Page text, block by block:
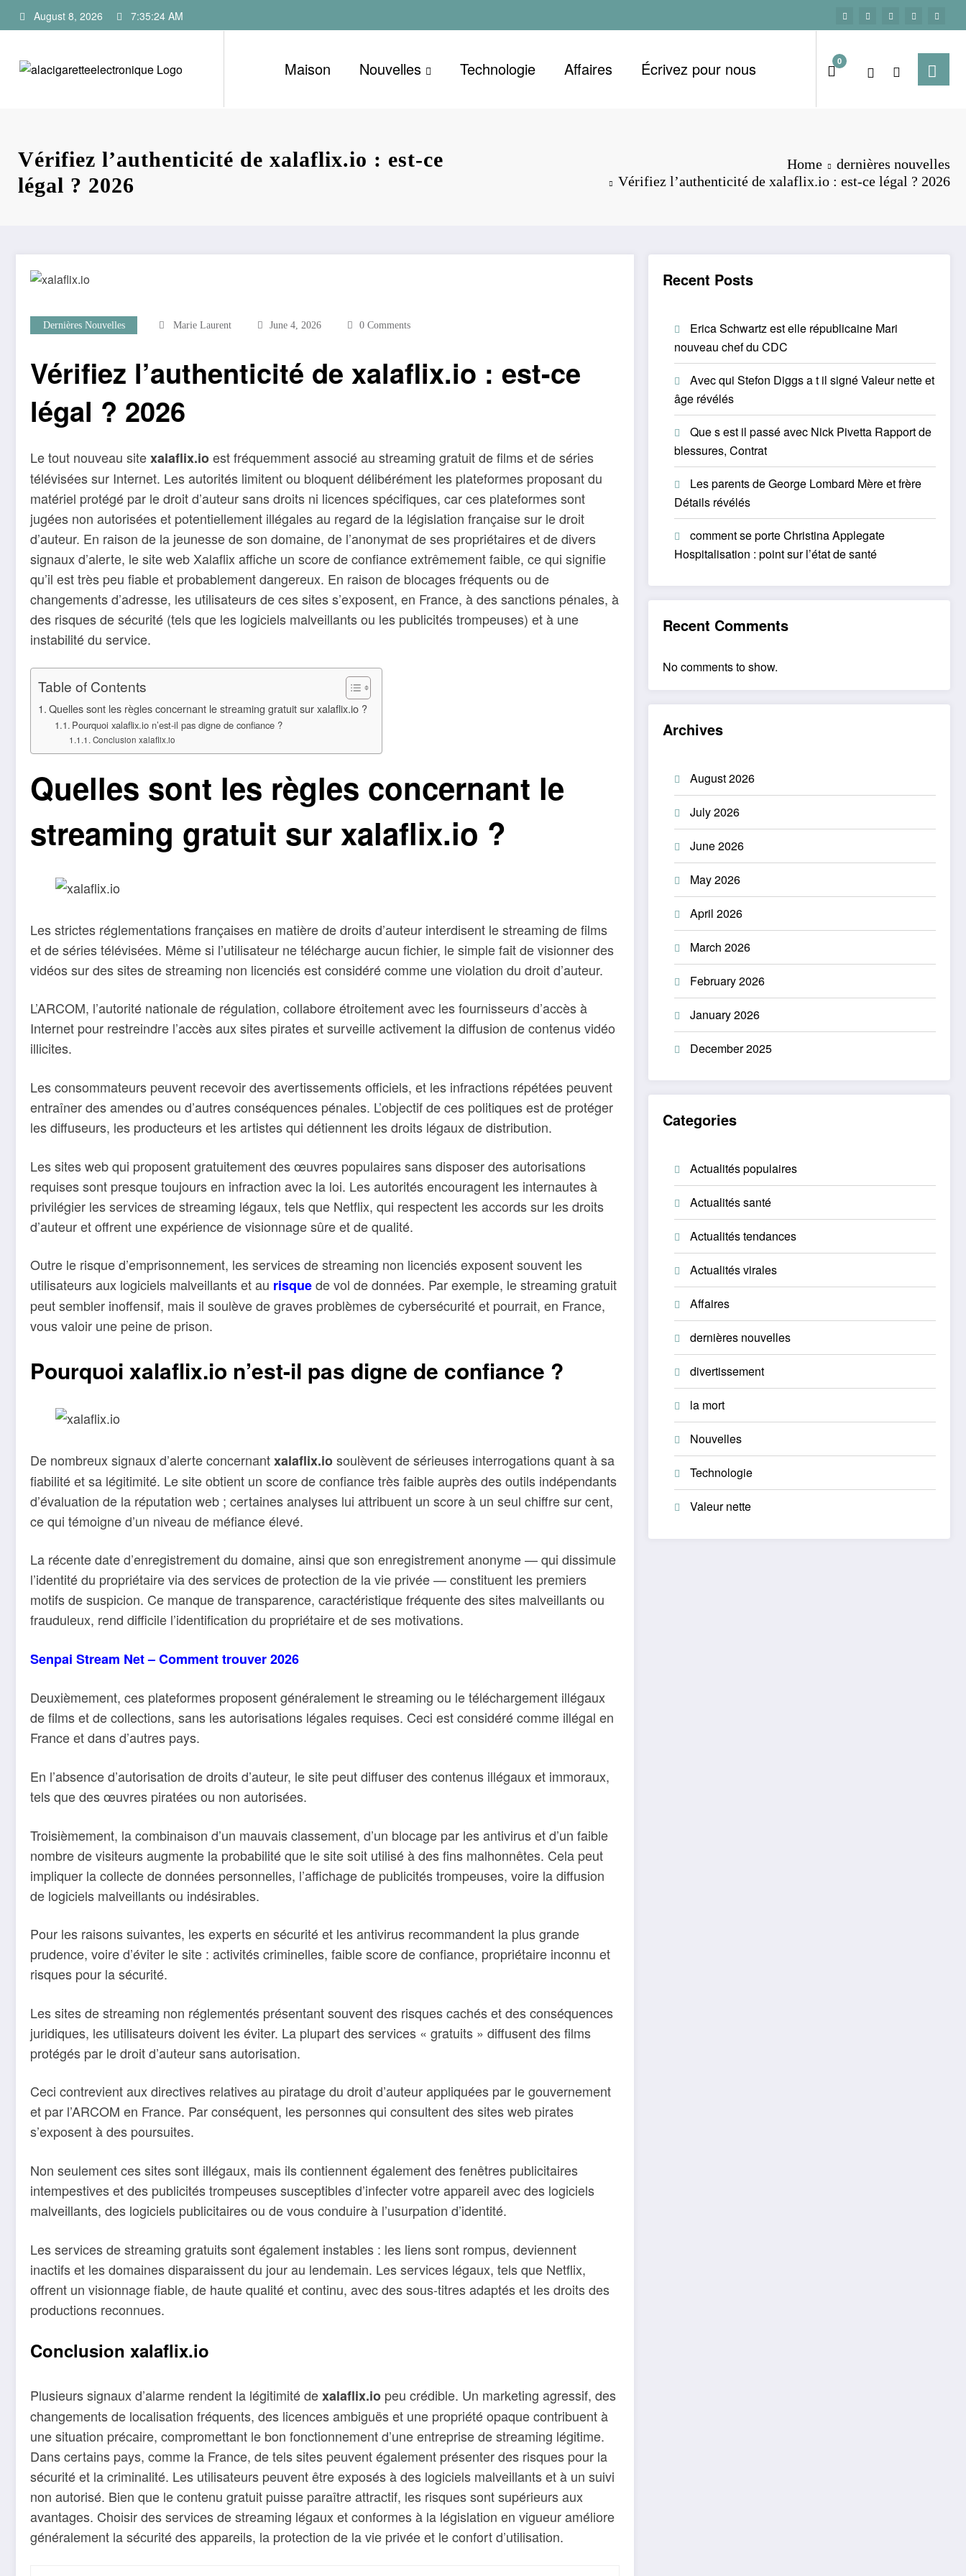
to
August 8, 2026 7:35:25 AM
Maison Nouvelles Technologie Affaires Écrivez pour nous 0
Vérifiez l’authenticité de xalaflix.io : est-ce
légal ? 2026
Home
dernières nouvelles
Vérifiez l’authenticité de xalaflix.io : est-ce légal ? 2026
Dernières Nouvelles Marie Laurent June 4, 2026 0 Comments
Vérifiez l’authenticité de xalaflix.io : est-ce
légal ? 2026
Le tout nouveau sitexalaflix.ioest fréquemment associé au streaming gratuit de films et de séries
télévisées sur Internet. Les autorités limitent ou bloquent délibérément les plateformes proposant du
matériel protégé par le droit d’auteur sans droits ni licences spécifiques, car ces plateformes sont
jugées non autorisées et potentiellement illégales au regard de la législation française sur le droit
d’auteur. En raison de la jeunesse de son domaine, de l’anonymat de ses propriétaires et de divers
signaux d’alerte, le site web Xalaflix affiche un score de confiance extrêmement faible, ce qui signifie
qu’il est très peu fiable et probablement dangereux. En raison de blocages fréquents ou de
changements d’adresse, les utilisateurs de ces sites s’exposent, en France, à des sanctions pénales, à
des risques de sécurité (tels que les logiciels malveillants ou les publicités trompeuses) et à une
instabilité du service.
Table of Contents
Quelles sont les règles concernant le streaming gratuit sur xalaflix.io ?
Pourquoi xalaflix.io n’est-il pas digne de confiance ?
Conclusion xalaflix.io
Quelles sont les règles concernant le
streaming gratuit sur xalaflix.io ?
Les strictes réglementations françaises en matière de droits d’auteur interdisent le streaming de films
et de séries télévisées. Même si l’utilisateur ne télécharge aucun fichier, le simple fait de visionner des
vidéos sur des sites de streaming non licenciés est considéré comme une violation du droit d’auteur.
L’ARCOM, l’autorité nationale de régulation, collabore étroitement avec les fournisseurs d’accès à
Internet pour restreindre l’accès aux sites pirates et surveille activement la diffusion de contenus vidéo
illicites.
Les consommateurs peuvent recevoir des avertissements officiels, et les infractions répétées peuvent
entraîner des amendes ou d’autres conséquences pénales. L’objectif de ces politiques est de protéger
les diffuseurs, les producteurs et les artistes qui détiennent les droits légaux de distribution.
Les sites web qui proposent gratuitement des œuvres populaires sans disposer des autorisations
requises sont presque toujours en infraction avec la loi. Les autorités encouragent les internautes à
privilégier les services de streaming légaux, tels que Netflix, qui respectent les accords sur les droits
d’auteur et offrent une expérience de visionnage sûre et de qualité.
Outre le risque d’emprisonnement, les services de streaming non licenciés exposent souvent les
utilisateurs aux logiciels malveillants et au risquede vol de données. Par exemple, le streaming gratuit
peut sembler inoffensif, mais il soulève de graves problèmes de cybersécurité et pourrait, en France,
vous valoir une peine de prison.
Pourquoi xalaflix.io n’est-il pas digne de confiance ?
De nombreux signaux d’alerte concernantxalaflix.iosoulèvent de sérieuses interrogations quant à sa
fiabilité et sa légitimité. Le site obtient un score de confiance très faible auprès des outils indépendants
d’évaluation de la réputation web ; certaines analyses lui attribuent un score à un seul chiffre sur cent,
ce qui témoigne d’un niveau de méfiance élevé.
La récente date d’enregistrement du domaine, ainsi que son enregistrement anonyme — qui dissimule
l’identité du propriétaire via des services de protection de la vie privée — constituent les premiers
motifs de suspicion. Ce manque de transparence, caractéristique fréquente des sites malveillants ou
frauduleux, rend difficile l’identification du propriétaire et de ses motivations.
Senpai Stream Net – Comment trouver 2026
Deuxièmement, ces plateformes proposent généralement le streaming ou le téléchargement illégaux
de films et de collections, sans les autorisations légales requises. Ceci est considéré comme illégal en
France et dans d’autres pays.
En l’absence d’autorisation de droits d’auteur, le site peut diffuser des contenus illégaux et immoraux,
tels que des œuvres piratées ou non autorisées.
Troisièmement, la combinaison d’un mauvais classement, d’un blocage par les antivirus et d’un faible
nombre de visiteurs augmente la probabilité que le site soit utilisé à des fins malhonnêtes. Cela peut
impliquer la collecte de données personnelles, l’affichage de publicités trompeuses, voire la diffusion
de logiciels malveillants ou indésirables.
Pour les raisons suivantes, les experts en sécurité et les antivirus recommandent la plus grande
prudence, voire d’éviter le site : activités criminelles, faible score de confiance, propriétaire inconnu et
risques pour la sécurité.
Les sites de streaming non réglementés présentant souvent des risques cachés et des conséquences
juridiques, les utilisateurs doivent les éviter. La plupart des services « gratuits » diffusent des films
protégés par le droit d’auteur sans autorisation.
Ceci contrevient aux directives relatives au piratage du droit d’auteur appliquées par le gouvernement
et par l’ARCOM en France. Par conséquent, les personnes qui consultent des sites web pirates
s’exposent à des poursuites.
Non seulement ces sites sont illégaux, mais ils contiennent également des fenêtres publicitaires
intempestives et des publicités trompeuses susceptibles d’infecter votre appareil avec des logiciels
malveillants, des logiciels publicitaires ou de vous conduire à l’usurpation d’identité.
Les services de streaming gratuits sont également instables : les liens sont rompus, deviennent
inactifs et les domaines disparaissent du jour au lendemain. Les services légaux, tels que Netflix,
offrent un visionnage fiable, de haute qualité et continu, avec des sous-titres adaptés et les droits des
productions reconnues.
Conclusion xalaflix.io
Plusieurs signaux d’alarme rendent la légitimité dexalaflix.io peu crédible. Un marketing agressif, des
changements de localisation fréquents, des licences ambiguës et une propriété opaque contribuent à
une situation précaire, compromettant le bon fonctionnement d’une entreprise de streaming légitime.
Dans certains pays, comme la France, de tels sites peuvent également présenter des risques pour la
sécurité et la criminalité. Les utilisateurs peuvent être exposés à des logiciels malveillants et à un suivi
non autorisé. Bien que le contenu gratuit puisse paraître attractif, les risques sont supérieurs aux
avantages. Choisir des services de streaming légaux et conformes à la législation en vigueur améliore
généralement la sécurité des appareils, la protection de la vie privée et le confort d’utilisation.
Recent Posts
Erica Schwartz est elle républicaine Mari
nouveau chef du CDC
Avec qui Stefon Diggs a t il signé Valeur nette et
âge révélés
Que s est il passé avec Nick Pivetta Rapport de
blessures, Contrat
Les parents de George Lombard Mère et frère
Détails révélés
comment se porte Christina Applegate
Hospitalisation : point sur l’état de santé
Recent Comments
No comments to show.
Archives
August 2026
July 2026
June 2026
May 2026
April 2026
March 2026
February 2026
January 2026
December 2025
Categories
Actualités populaires
Actualités santé
Actualités tendances
Actualités virales
Affaires
dernières nouvelles
divertissement
la mort
Nouvelles
Technologie
Valeur nette